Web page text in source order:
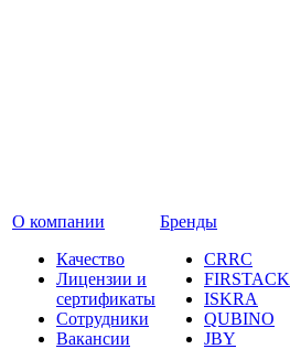
О компании
Качество
Лицензии и
сертификаты
Сотрудники
Вакансии
Бренды
CRRC
FIRSTACK
ISKRA
QUBINO
JBY